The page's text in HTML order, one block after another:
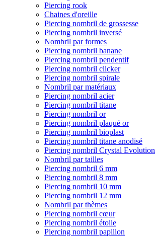
Piercing rook
Chaines d'oreille
Piercing nombril de grossesse
Piercing nombril inversé
Nombril par formes
Piercing nombril banane
Piercing nombril pendentif
Piercing nombril clicker
Piercing nombril spirale
Nombril par matériaux
Piercing nombril acier
Piercing nombril titane
Piercing nombril or
Piercing nombril plaqué or
Piercing nombril bioplast
Piercing nombril titane anodisé
Piercing nombril Crystal Evolution
Nombril par tailles
Piercing nombril 6 mm
Piercing nombril 8 mm
Piercing nombril 10 mm
Piercing nombril 12 mm
Nombril par thèmes
Piercing nombril cœur
Piercing nombril étoile
Piercing nombril papillon